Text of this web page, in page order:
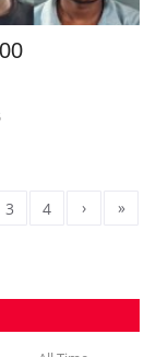
3 4 › »